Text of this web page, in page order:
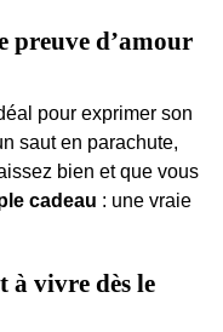
preuve d’amour
pour exprimer son
saut en parachute,
bien et que vous
cadeau : une vraie
à vivre dès le